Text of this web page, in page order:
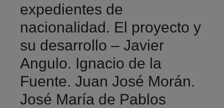
expedientes de
nacionalidad. El proyecto y
su desarrollo – Javier
Angulo. Ignacio de la
Fuente. Juan José Morán.
José María de Pablos